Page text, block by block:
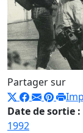
Partager sur
Date de sortie :
1992